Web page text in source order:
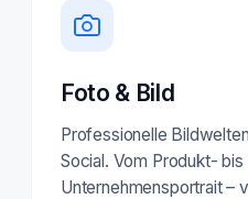
Foto & Bild
Professionelle
Social. Vom Produkt- bis
Unternehmensportrait –